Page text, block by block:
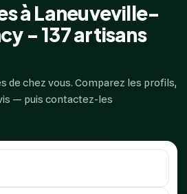
à Laneuveville-
- 137 artisans
de chez vous. Comparez les profils,
— puis contactez-les